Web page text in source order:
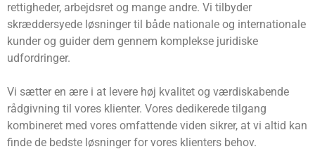
rettigheder, arbejdsret og mange andre. Vi tilbyder
skræddersyede løsninger til både nationale og internationale
kunder og guider dem gennem komplekse juridiske
udfordringer.
Vi sætter en ære i at levere høj kvalitet og værdiskabende
rådgivning til vores klienter. Vores dedikerede tilgang
kombineret med vores omfattende viden sikrer, at vi altid kan
finde de bedste løsninger for vores klienters behov.